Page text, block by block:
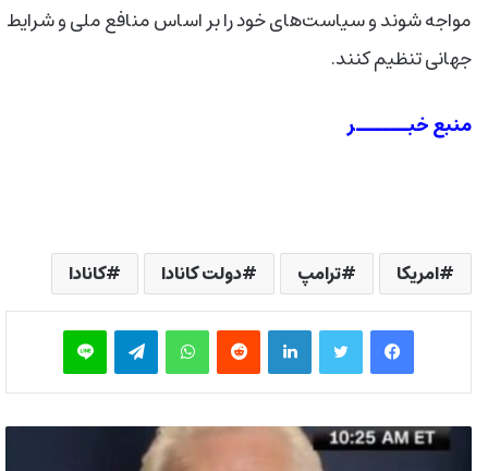
مواجه شوند و سیاست‌های خود را بر اساس منافع ملی و شرایط
جهانی تنظیم کنند.
منبع خبــــــر
امریکا ترامپ دولت کانادا کانادا
فیس بوک توییتر لینکدین‫رددیت واتس آپ تلگرام لاین